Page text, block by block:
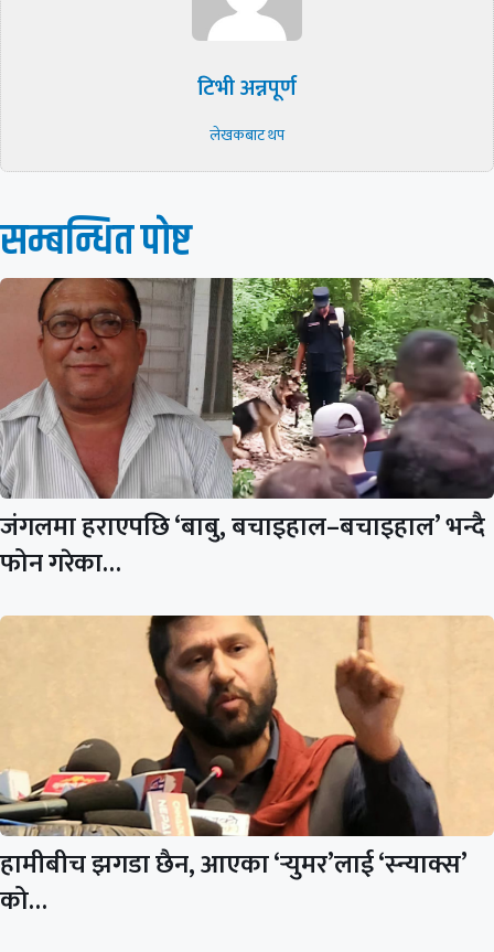
टिभी अन्नपूर्ण
लेखकबाट थप
सम्बन्धित पाेष्ट
जंगलमा हराएपछि ‘बाबु, बचाइहाल–बचाइहाल’ भन्दै
फोन गरेका…
हामीबीच झगडा छैन, आएका ‘र्‍युमर’लाई ‘स्न्याक्स’
को…